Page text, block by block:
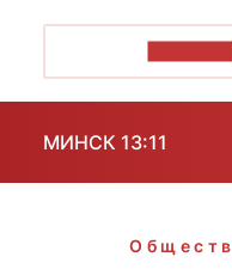
МИНСК 13:11